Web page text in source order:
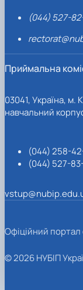
(044) 527-
Приймальна
03041, Україна, м.
навчальний
(044) 258-
(044) 527-
Офіційний портал
© 2026 НУБІП